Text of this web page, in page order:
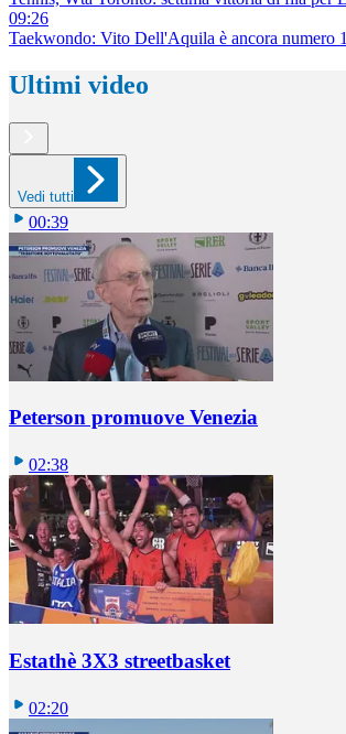
09:26
Taekwondo: Vito Dell'Aquila è ancora numero
Ultimi video
Vedi tutti
00:39
Peterson promuove Venezia
02:38
Estathè 3X3 streetbasket
02:20